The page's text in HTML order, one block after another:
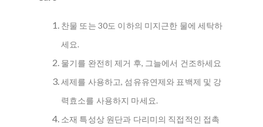
찬물 또는 30도 이하의 미지근한 물에 세탁하
세요.
물기를 완전히 제거 후, 그늘에서 건조하세요
세제를 사용하고, 섬유유연제와 표백제 및 강
력효소를 사용하지 마세요.
소재 특성상 원단과 다리미의 직접적인 접촉